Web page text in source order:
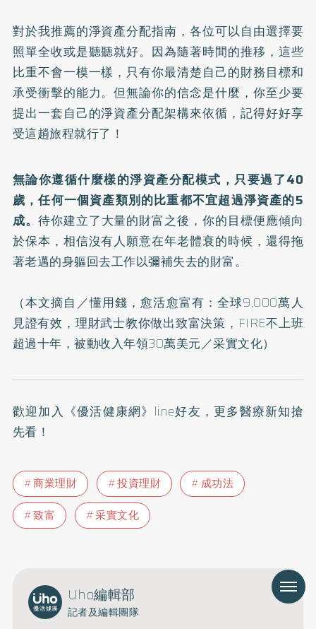
對於我推薦的淨資產分配指南，各位可以自由選擇要
照單全收或是聽聽就好。因為隨著時間的推移，這些
比重不會一模一樣，只有你最清楚自己的財務目標和
承受衝擊的能力。但無論你的信念是什麼，你至少要
提出一套自己的淨資產分配架構來依循，記得好好享
受這趟旅程就行了！
無論你遵循什麼樣的淨資產分配模式，只要過了40
歲，任何一個資產類別的比重都不宜超過淨資產的5
成。 待你建立了大量的財富之後，你的目標便應傾向
於保本，相信沒有人願意在年老體衰的時候，還得拖
著老邁的身軀回去工作以彌補失去的財富。
（本文摘自／懂用錢，愈活愈富有：全球9,000萬人
見證有效，理財武士教你做出致富決策，FIRE不上班
超過十年，被動收入年領30萬美元／采實文化）
歡迎加入 《優活健康網》line好友 ，更多醫療新知搶
先看！
商業理財 投資理財
成功法
致富
采實文化
Uho編輯部
記者及編輯團隊
Menu